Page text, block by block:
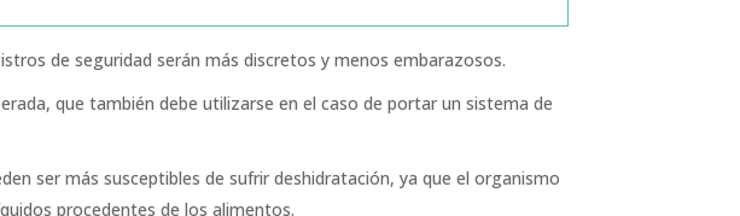
de seguridad serán más discretos y menos embarazosos.
que también debe utilizarse en el caso de portar un sistema de
ser más susceptibles de sufrir deshidratación, ya que el organismo
procedentes de los alimentos.